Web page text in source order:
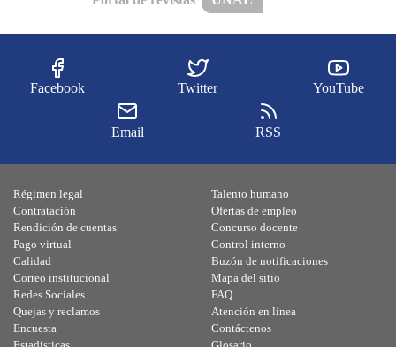
Facebook Twitter YouTube
Email RSS
Régimen legal
Contratación
Rendición de cuentas
Pago virtual
Calidad
Talento humano
Ofertas de empleo
Concurso docente
Control interno
Buzón de notificaciones
Correo institucional
Redes Sociales
Quejas y reclamos
Encuesta
Mapa del sitio
FAQ
Atención en línea
Contáctenos